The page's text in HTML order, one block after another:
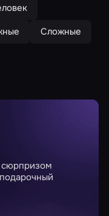
Сложные
сюрпризом